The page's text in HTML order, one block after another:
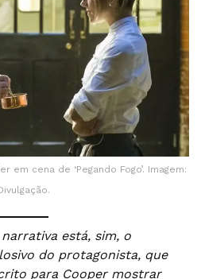
em cena de ‘Pegando Fogo’. Imagem:
está, sim, o
do protagonista, que
para Cooper mostrar